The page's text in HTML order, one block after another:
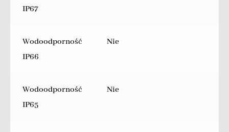
IP67
Wodoodporność
IP66
Nie
Wodoodporność
IP65
Nie